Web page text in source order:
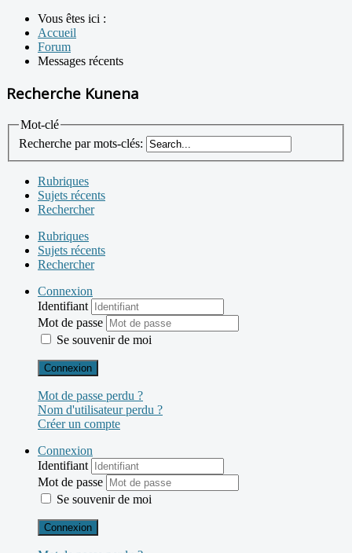
Vous êtes ici :
Accueil
Forum
Messages récents
Recherche Kunena
Mot-clé
Recherche par mots-clés:
Rubriques
Sujets récents
Rechercher
Rubriques
Sujets récents
Rechercher
Connexion
Identifiant
Mot de passe
Se souvenir de moi
Connexion
Mot de passe perdu ?
Nom d'utilisateur perdu ?
Créer un compte
Connexion
Identifiant
Mot de passe
Se souvenir de moi
Connexion